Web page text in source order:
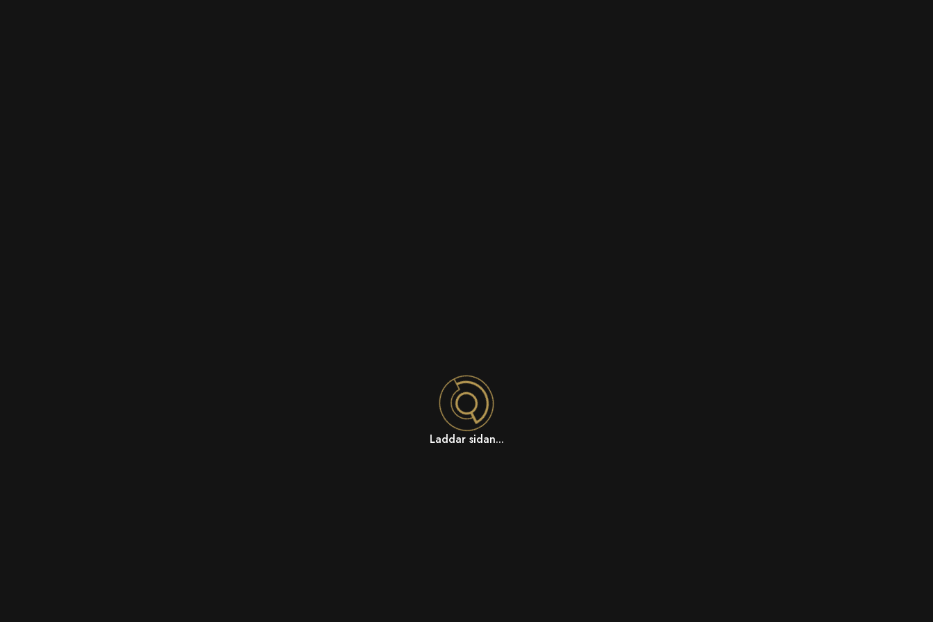
Laddar sidan...